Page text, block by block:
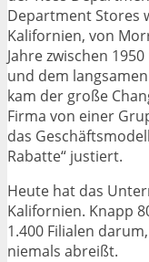
Department Stores
Kalifornien, von
Jahre zwischen
und dem
kam der große
Firma von einer
das
Rabatte“ justiert.
Heute hat das
Kalifornien. Knapp
1.400 Filialen
niemals abreißt.